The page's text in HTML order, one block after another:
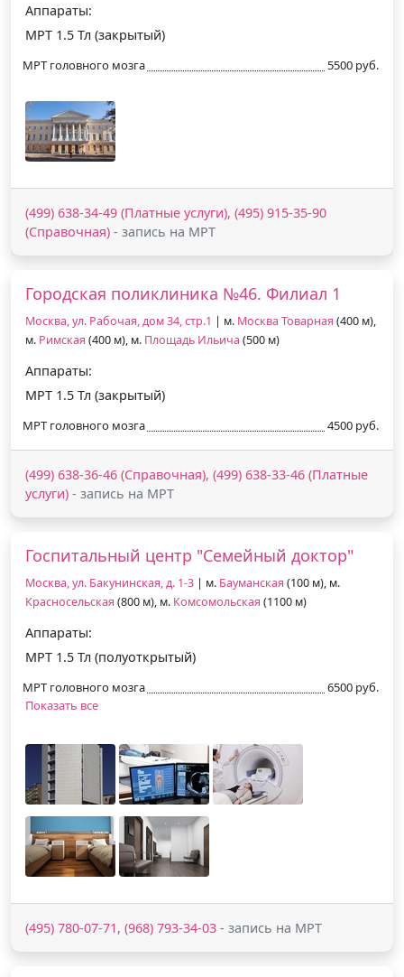
Аппараты:
МРТ 1.5 Тл (закрытый)
МРТ головного мозга 5500 руб.
(499) 638-34-49 (Платные услуги), (495) 915-35-90
(Справочная) - запись на МРТ
Городская поликлиника №46. Филиал 1
Москва, ул. Рабочая, дом 34, стр.1 | м. Москва Товарная (400 м),
м. Римская (400 м), м. Площадь Ильича (500 м)
Аппараты:
МРТ 1.5 Тл (закрытый)
МРТ головного мозга 4500 руб.
(499) 638-36-46 (Справочная), (499) 638-33-46 (Платные
услуги) - запись на МРТ
Госпитальный центр "Семейный доктор"
Москва, ул. Бакунинская, д. 1-3 | м. Бауманская (100 м), м.
Красносельская (800 м), м. Комсомольская (1100 м)
Аппараты:
МРТ 1.5 Тл (полуоткрытый)
МРТ головного мозга
6500 руб.
Показать все
(495) 780-07-71, (968) 793-34-03 - запись на МРТ